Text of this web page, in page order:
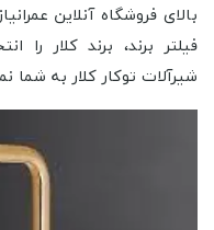
بالای فروشگاه آنلاین
فیلتر برند، برند کلار
شیرآلات توکار کلار به